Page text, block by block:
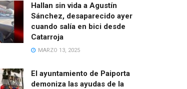
Hallan sin vida a Agustín
Sánchez, desaparecido ayer
cuando salía en bici desde
Catarroja
MARZO 13, 2025
El ayuntamiento de Paiporta
demoniza las ayudas de la